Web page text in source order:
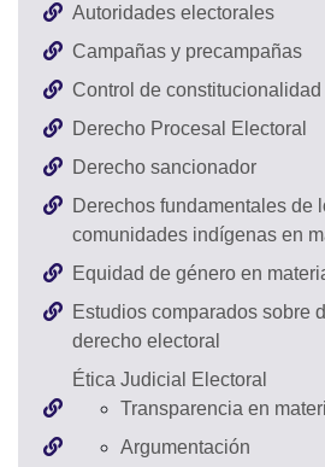
Autoridades electorales
Campañas y precampañas
Control de
Derecho Procesal Electoral
Derecho sancionador
Derechos fundamentales de
comunidades indígenas en
Equidad de género en
Estudios comparados sobre
derecho electoral
Ética Judicial Electoral
Transparencia en
Argumentación